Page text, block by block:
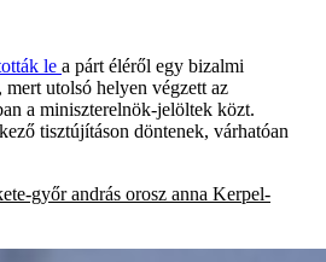
le a párt éléről egy bizalmi
mert utolsó helyen végzett az
a miniszterelnök-jelöltek közt.
tisztújításon döntenek, várhatóan
győr andrás orosz anna Kerpel-